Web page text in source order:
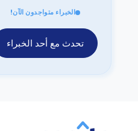
الخبراء متواجدون الآن!
تحدث مع أحد الخبراء